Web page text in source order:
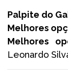
Palpite do
Melhores
Melhores
Leonardo